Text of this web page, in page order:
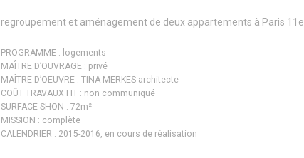
regroupement et aménagement de deux appartements à Paris 11e
PROGRAMME : logements
MAÎTRE D’OUVRAGE : privé
MAÎTRE D’OEUVRE : TINA MERKES architecte
COÛT TRAVAUX HT : non communiqué
SURFACE SHON : 72m²
MISSION : complète
CALENDRIER : 2015-2016, en cours de réalisation